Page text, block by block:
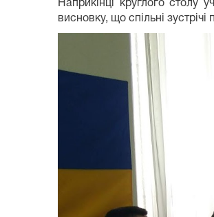
Наприкінці круглого столу
висновку, що спільні